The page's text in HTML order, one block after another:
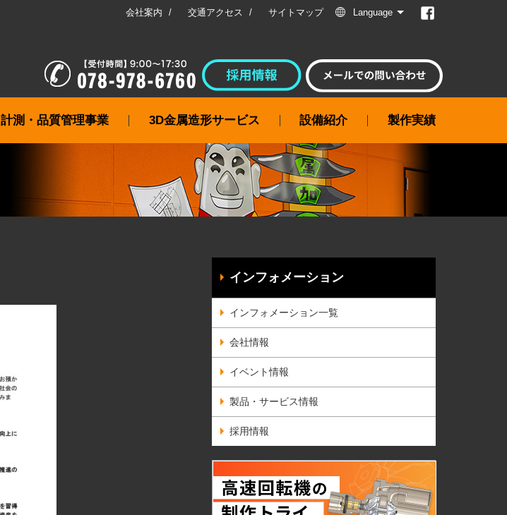
会社案内 交通アクセス サイトマップ Language
計測・品質管理事業 3D金属造形サービス 設備紹介 製作実績
インフォメーション
インフォメーション一覧
会社情報
イベント情報
製品・サービス情報
採用情報